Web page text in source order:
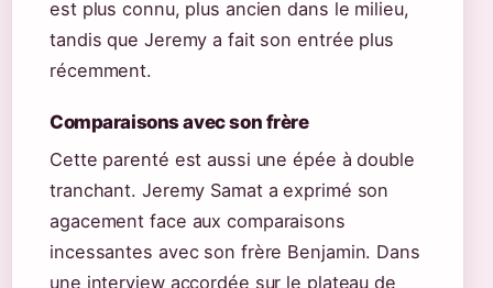
est plus connu, plus ancien dans le milieu,
tandis que Jeremy a fait son entrée plus
récemment.
Comparaisons avec son frère
Cette parenté est aussi une épée à double
tranchant. Jeremy Samat a exprimé son
agacement face aux comparaisons
incessantes avec son frère Benjamin. Dans
une interview accordée sur le plateau de